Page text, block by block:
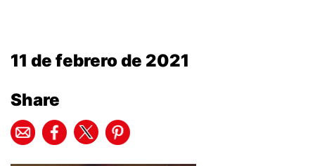
11 de febrero de 2021
Share